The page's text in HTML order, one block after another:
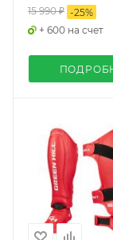
15 990 ₽ -25%
+ 600 на счет